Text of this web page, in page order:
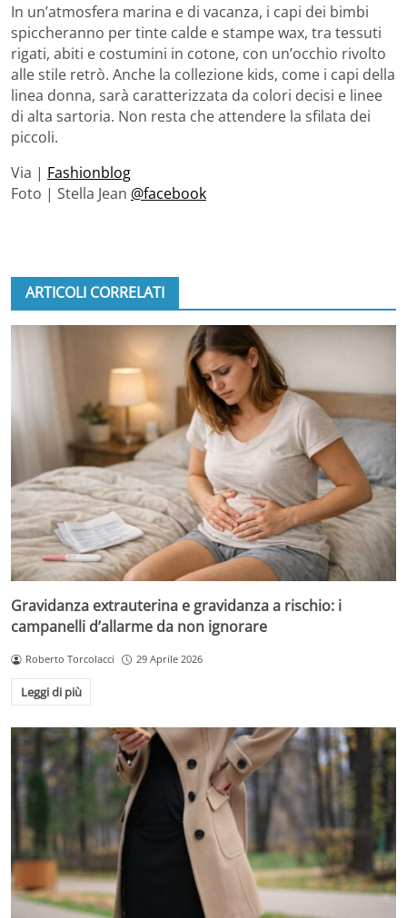
In un’atmosfera marina e di vacanza, i capi dei bimbi
spiccheranno per tinte calde e stampe wax, tra tessuti
rigati, abiti e costumini in cotone, con un’occhio rivolto
alle stile retrò. Anche la collezione kids, come i capi della
linea donna, sarà caratterizzata da colori decisi e linee
di alta sartoria. Non resta che attendere la sfilata dei
piccoli.
Via | Fashionblog
Foto | Stella Jean @facebook
ARTICOLI CORRELATI
Gravidanza extrauterina e gravidanza a rischio: i
campanelli d’allarme da non ignorare
Roberto Torcolacci 29 Aprile 2026
Leggi di più